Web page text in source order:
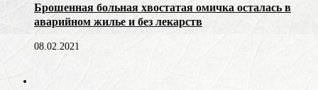
Брошенная больная хвостатая омичка осталась в
аварийном жилье и без лекарств
08.02.2021